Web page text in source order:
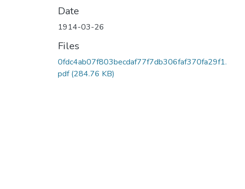
Date
1914-03-26
Files
0fdc4ab07f803becdaf77f7db306faf370fa29f1.
pdf(284.76 KB)